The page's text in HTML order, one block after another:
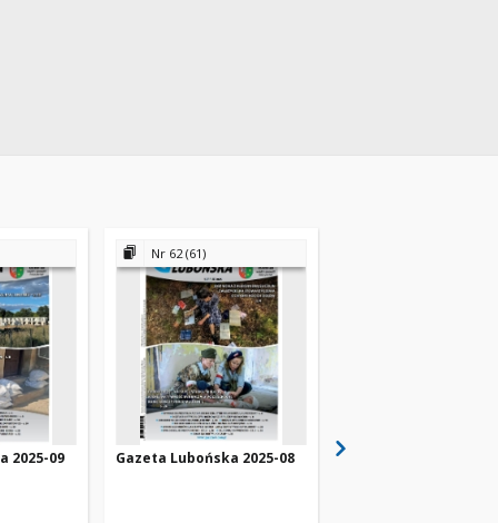
2025-09
Nr 62 (61)
Gazeta Lubońska 2025-08